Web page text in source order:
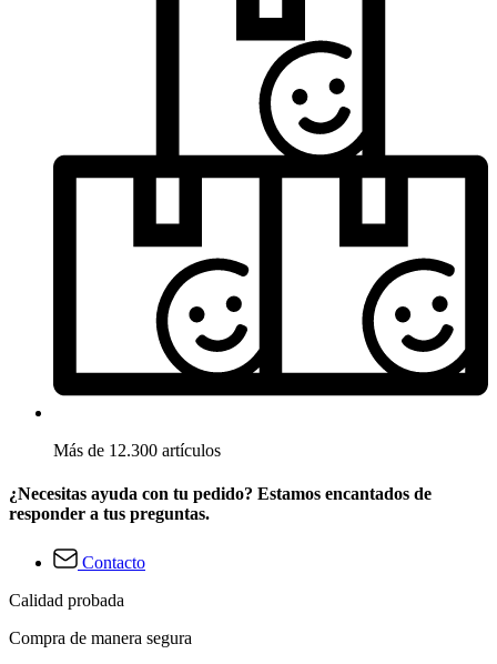
Más de 12.300 artículos
¿Necesitas ayuda con tu pedido? Estamos encantados de
responder a tus preguntas.
Contacto
Calidad probada
Compra de manera segura